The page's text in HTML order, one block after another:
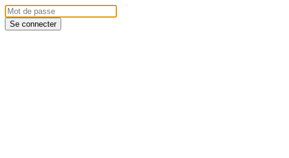
Se connecter